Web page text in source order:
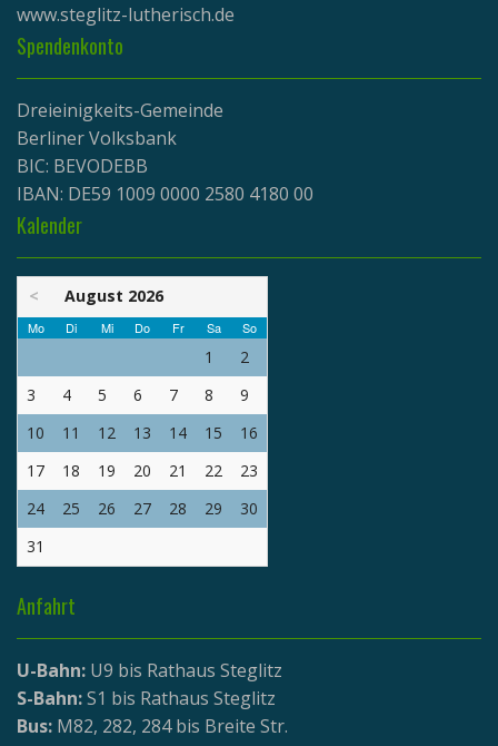
www.steglitz-lutherisch.de
Spendenkonto
Dreieinigkeits-Gemeinde
Berliner Volksbank
BIC: BEVODEBB
IBAN: DE59 1009 0000 2580 4180 00
Kalender
< August 2026
Mo Di Mi Do Fr Sa So
1
2
3
4 5 6 7 8
9
10
11 12 13 14 15
16
17
18 19 20 21 22
23
24
25 26 27 28 29
30
31
Anfahrt
U-Bahn: U9 bis Rathaus Steglitz
S-Bahn:S1 bis Rathaus Steglitz
Bus: M82, 282, 284 bis Breite Str.